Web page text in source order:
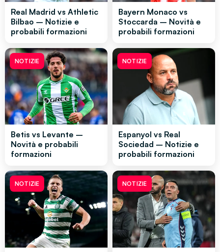
Real Madrid vs Athletic
Bilbao – Notizie e
probabili formazioni
Bayern Monaco vs
Stoccarda – Novità e
probabili formazioni
NOTIZIE
Betis vs Levante –
Novità e probabili
formazioni
NOTIZIE
Espanyol vs Real
Sociedad – Notizie e
probabili formazioni
NOTIZIE NOTIZIE